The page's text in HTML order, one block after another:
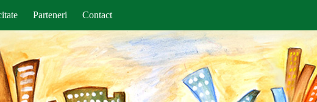
Parteneri Contact